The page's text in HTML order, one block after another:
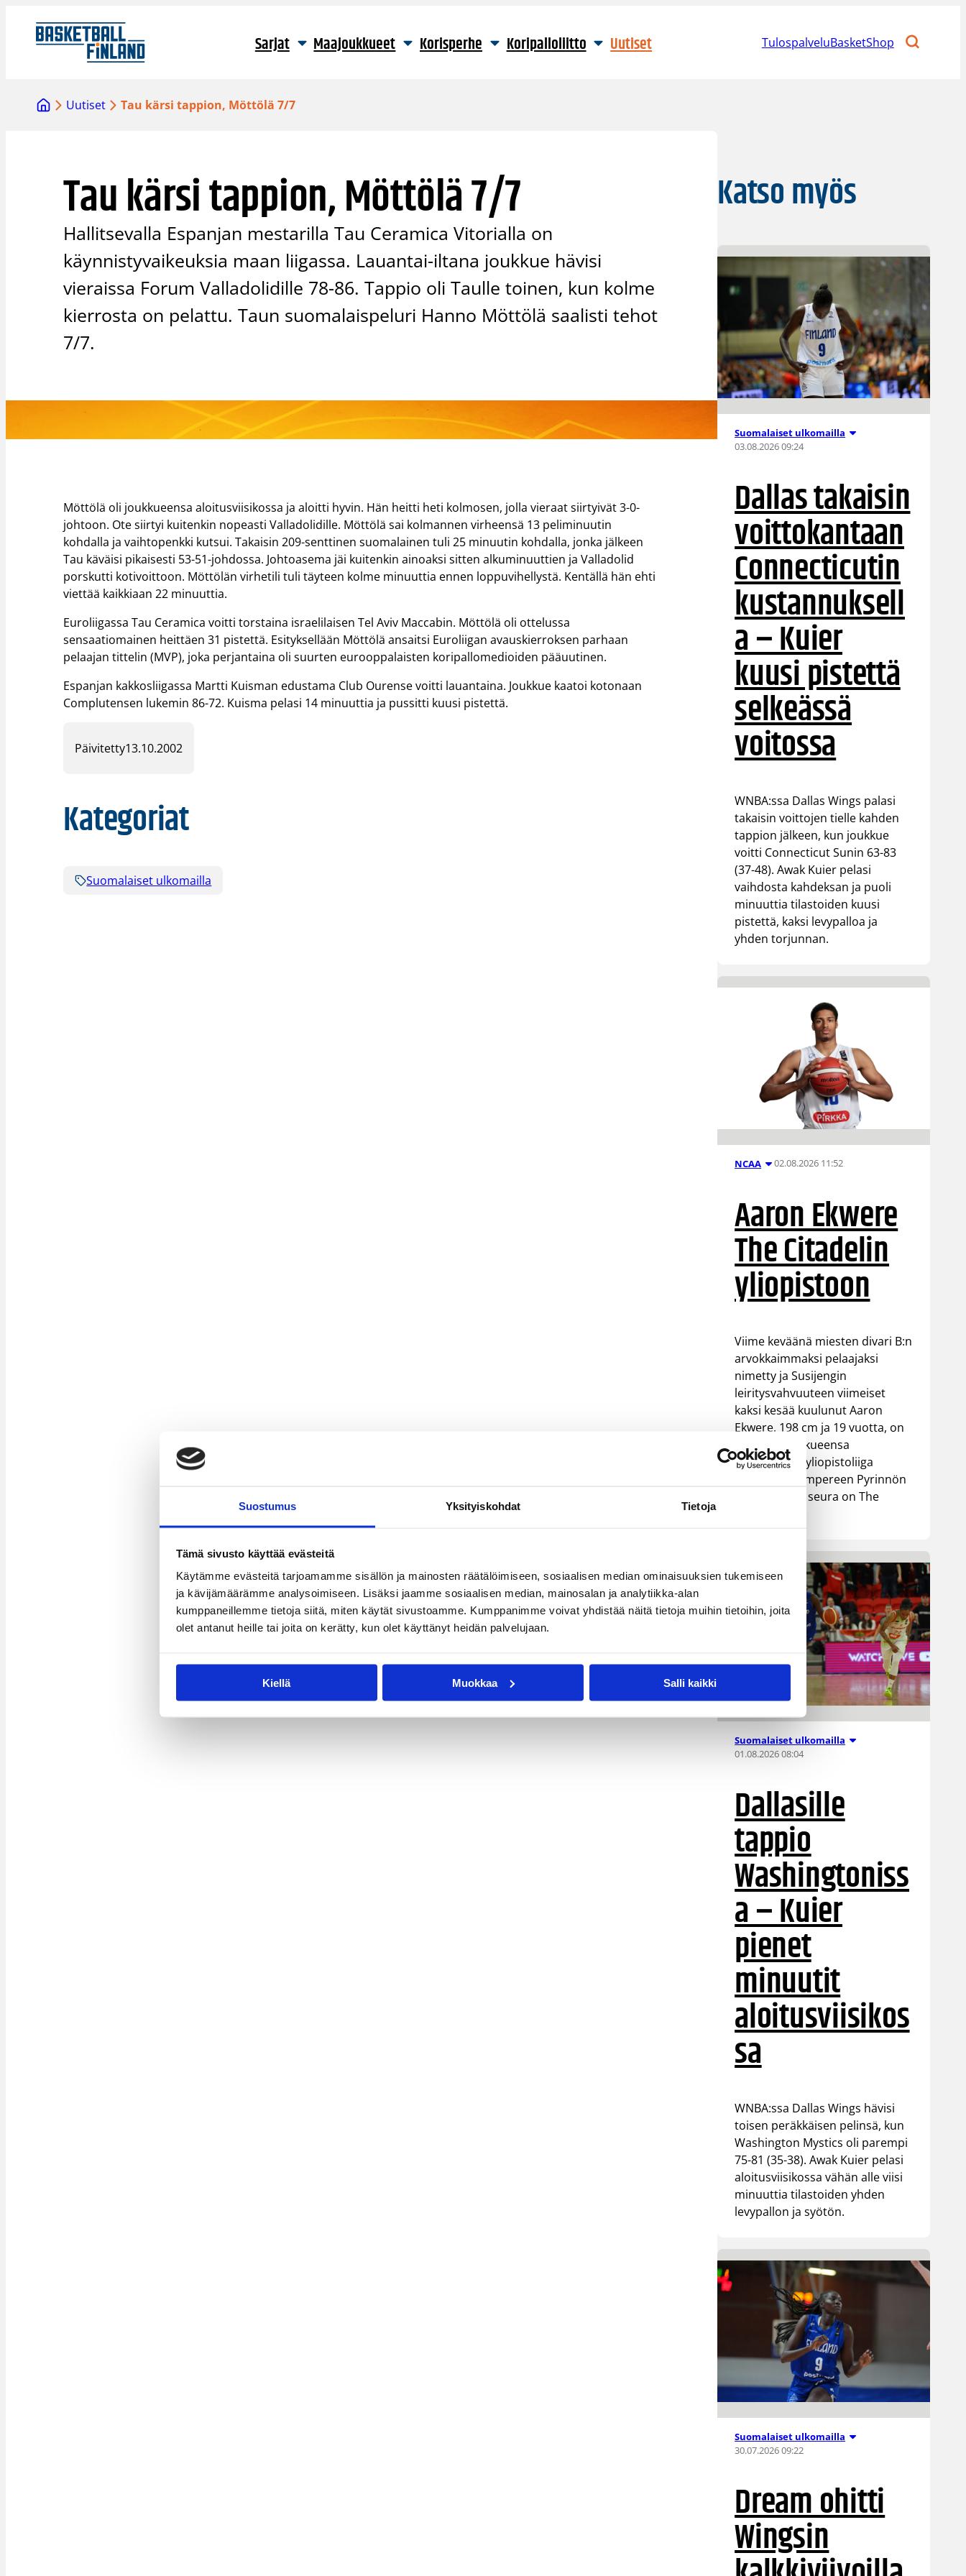
Suostumus Yksityiskohdat Tietoja
Tämä sivusto käyttää evästeitä
Käytämme evästeitä tarjoamamme sisällön ja mainosten räätälöimiseen, sosiaalisen median ominaisuuksien tukemiseen
ja kävijämäärämme analysoimiseen. Lisäksi jaamme sosiaalisen median, mainosalan ja analytiikka-alan
kumppaneillemme tietoja siitä, miten käytät sivustoamme. Kumppanimme voivat yhdistää näitä tietoja muihin tietoihin, joita
olet antanut heille tai joita on kerätty, kun olet käyttänyt heidän palvelujaan.
Kiellä Muokkaa Salli kaikki
sisältöön
Sarjat Maajoukkueet Korisperhe Koripalloliitto Uutiset TulospalveluBasketShop
Uutiset Tau kärsi tappion, Möttölä 7/7
Tau kärsi tappion, Möttölä 7/7
Hallitsevalla Espanjan mestarilla Tau Ceramica Vitorialla on
käynnistyvaikeuksia maan liigassa. Lauantai-iltana joukkue hävisi
vieraissa Forum Valladolidille 78-86. Tappio oli Taulle toinen, kun kolme
kierrosta on pelattu. Taun suomalaispeluri Hanno Möttölä saalisti tehot
7/7.
Möttölä oli joukkueensa aloitusviisikossa ja aloitti hyvin. Hän heitti heti kolmosen, jolla vieraat siirtyivät 3-0-
johtoon. Ote siirtyi kuitenkin nopeasti Valladolidille. Möttölä sai kolmannen virheensä 13 peliminuutin
kohdalla ja vaihtopenkki kutsui. Takaisin 209-senttinen suomalainen tuli 25 minuutin kohdalla, jonka jälkeen
Tau käväisi pikaisesti 53-51-johdossa. Johtoasema jäi kuitenkin ainoaksi sitten alkuminuuttien ja Valladolid
porskutti kotivoittoon. Möttölän virhetili tuli täyteen kolme minuuttia ennen loppuvihellystä. Kentällä hän ehti
viettää kaikkiaan 22 minuuttia.
Euroliigassa Tau Ceramica voitti torstaina israelilaisen Tel Aviv Maccabin. Möttölä oli ottelussa
sensaatiomainen heittäen 31 pistettä. Esityksellään Möttölä ansaitsi Euroliigan avauskierroksen parhaan
pelaajan tittelin (MVP), joka perjantaina oli suurten eurooppalaisten koripallomedioiden pääuutinen.
Espanjan kakkosliigassa Martti Kuisman edustama Club Ourense voitti lauantaina. Joukkue kaatoi kotonaan
Complutensen lukemin 86-72. Kuisma pelasi 14 minuuttia ja pussitti kuusi pistettä.
Päivitetty13.10.2002
Kategoriat
Suomalaiset ulkomailla
Katso myös
Suomalaiset ulkomailla
03.08.2026 09:24
Dallas takaisin
voittokantaan
Connecticutin
kustannuksell
a – Kuier
kuusi pistettä
selkeässä
voitossa
WNBA:ssa Dallas Wings palasi
takaisin voittojen tielle kahden
tappion jälkeen, kun joukkue
voitti Connecticut Sunin 63-83
(37-48). Awak Kuier pelasi
vaihdosta kahdeksan ja puoli
minuuttia tilastoiden kuusi
pistettä, kaksi levypalloa ja
yhden torjunnan.
NCAA 02.08.2026 11:52
Aaron Ekwere
The Citadelin
yliopistoon
Viime keväänä miesten divari B:n
arvokkaimmaksi pelaajaksi
nimetty ja Susijengin
leiritysvahvuuteen viimeiset
kaksi kesää kuulunut Aaron
Ekwere, 198 cm ja 19 vuotta, on
valinnut joukkueensa
Yhdysvaltain yliopistoliiga
NCAA:ssa. Tampereen Pyrinnön
kasvatin uusi seura on The
Suomalaiset ulkomailla
01.08.2026 08:04
Dallasille
tappio
Washingtoniss
a – Kuier
pienet
minuutit
aloitusviisikos
sa
WNBA:ssa Dallas Wings hävisi
toisen peräkkäisen pelinsä, kun
Washington Mystics oli parempi
75-81 (35-38). Awak Kuier pelasi
aloitusviisikossa vähän alle viisi
minuuttia tilastoiden yhden
levypallon ja syötön.
Suomalaiset ulkomailla
30.07.2026 09:22
Dream ohitti
Wingsin